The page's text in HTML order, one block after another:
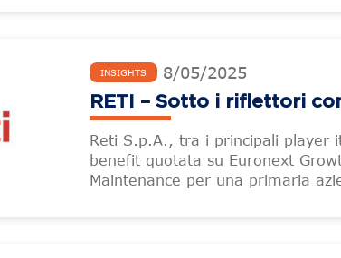
INSIGHTS 8/05/2025
RETI – Sotto i riflettori
Reti S.p.A., tra i principali player
benefit quotata su Euronext
Maintenance per una primaria